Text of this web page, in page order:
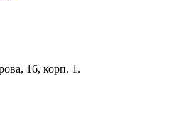
16, корп. 1.